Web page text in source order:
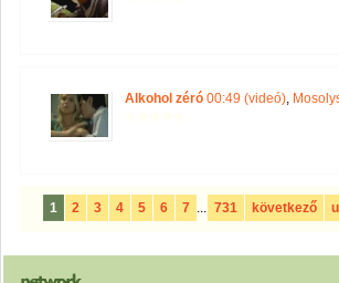
Alkohol zéró 00:49 (videó),
1 2 3 4 5 6 7 ... 731 következő